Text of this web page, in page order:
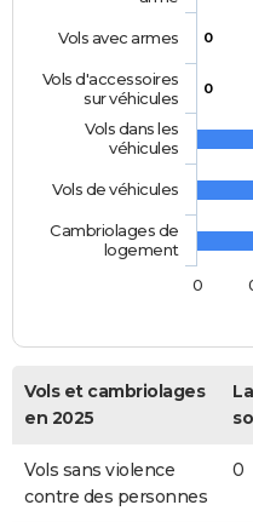
0
0
Vols avec armes
Vols d'accessoires
sur véhicules
Vols dans les
véhicules
Vols de véhicules
Cambriolages de
logement
0
Vols et cambriolages
en 2025
Vols sans violence
contre des personnes
0